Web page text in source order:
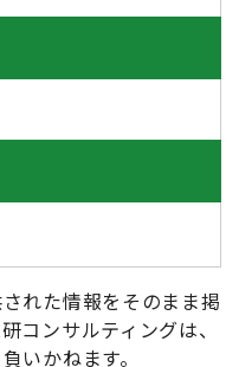
れた情報をそのまま掲
コンサルティングは、
いかねます。